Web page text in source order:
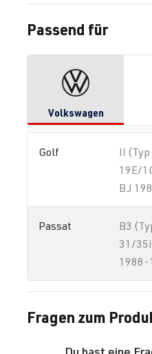
Passend für
Volkswagen
Golf
II (Typ
19E/
BJ
Passat
B3
31/
1988-
Fragen zum